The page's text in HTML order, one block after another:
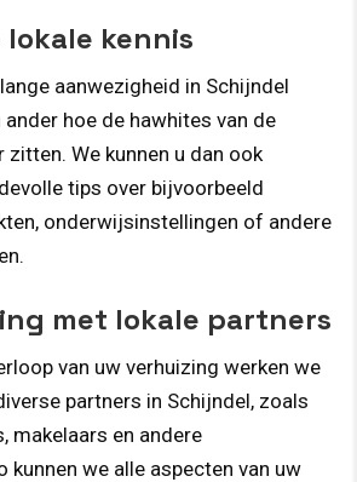
kennis
aanwezigheid in Schijndel
hoe de hawhites van de
zitten. We kunnen u dan ook
tips over bijvoorbeeld
onderwijsinstellingen of andere
met lokale partners
van uw verhuizing werken we
partners in Schijndel, zoals
makelaars en andere
kunnen we alle aspecten van uw